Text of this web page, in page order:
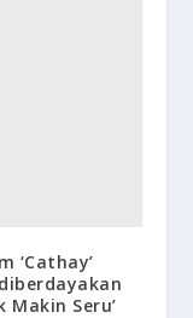
‘Cathay’
Seru’